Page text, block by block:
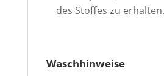
des Stoffes zu erhalten.
Waschhinweise